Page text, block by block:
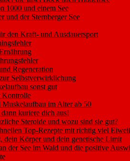
1000 und einem See
und der Sternberger See
den Kraft- und Ausdauersport
Regeneration
Selbstverwirklichung
sonst gut
Kontrolle
im Alter ab 50
kuriere dich aus!
Steroide und wozu sind sie gut?
Top-Rezepte mit richtig viel
dein Körper und dein genetische Limit
der See im Wald und die positive